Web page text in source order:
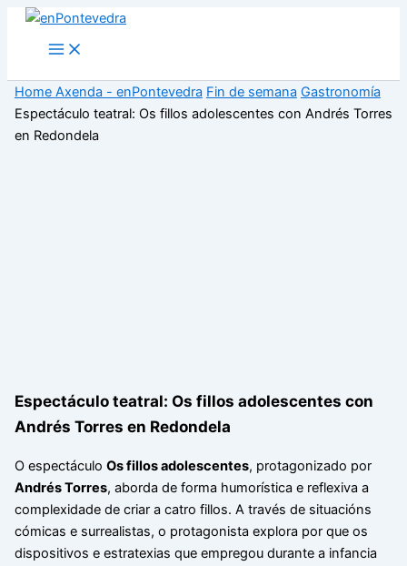
Main
Menu
Home Axenda - enPontevedra Fin de semana Gastronomía
Espectáculo teatral: Os fillos adolescentes con Andrés Torres
en Redondela
Espectáculo teatral: Os fillos adolescentes con
Andrés Torres en Redondela
O espectáculo Os fillos adolescentes, protagonizado por
Andrés Torres, aborda de forma humorística e reflexiva a
complexidade de criar a catro fillos. A través de situacións
cómicas e surrealistas, o protagonista explora por que os
dispositivos e estratexias que empregou durante a infancia